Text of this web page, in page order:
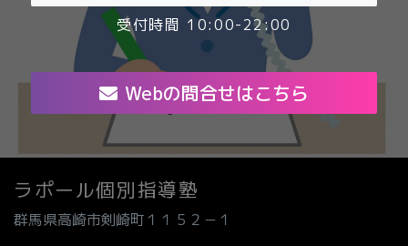
受付時間 10:00-22:00
Webの問合せはこちら
ラポール個別指導塾
群馬県高崎市剣崎町１１５２－１